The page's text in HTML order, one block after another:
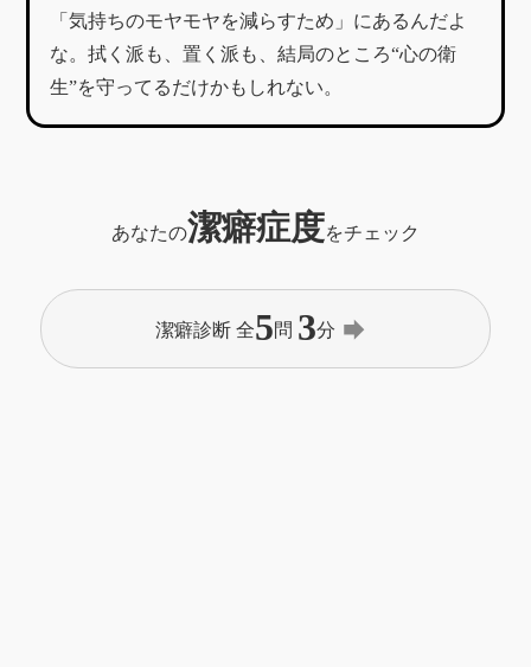
「気持ちのモヤモヤを減らすため」にあるんだよ
な。拭く派も、置く派も、結局のところ“心の衛
生”を守ってるだけかもしれない。
あなたの潔癖症度をチェック
潔癖診断 全5問 3分 forward